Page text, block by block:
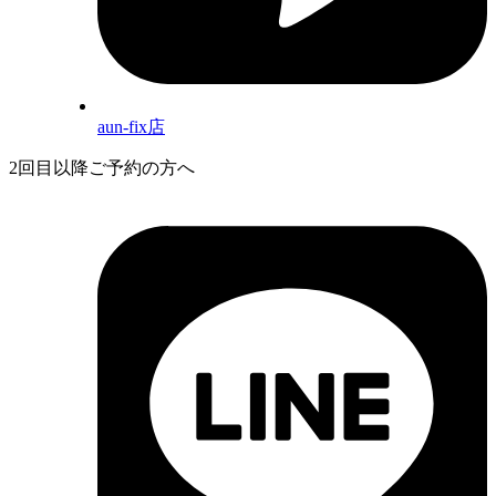
aun-fix店
2回目以降ご予約の方へ